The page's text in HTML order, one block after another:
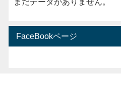
FaceBookページ